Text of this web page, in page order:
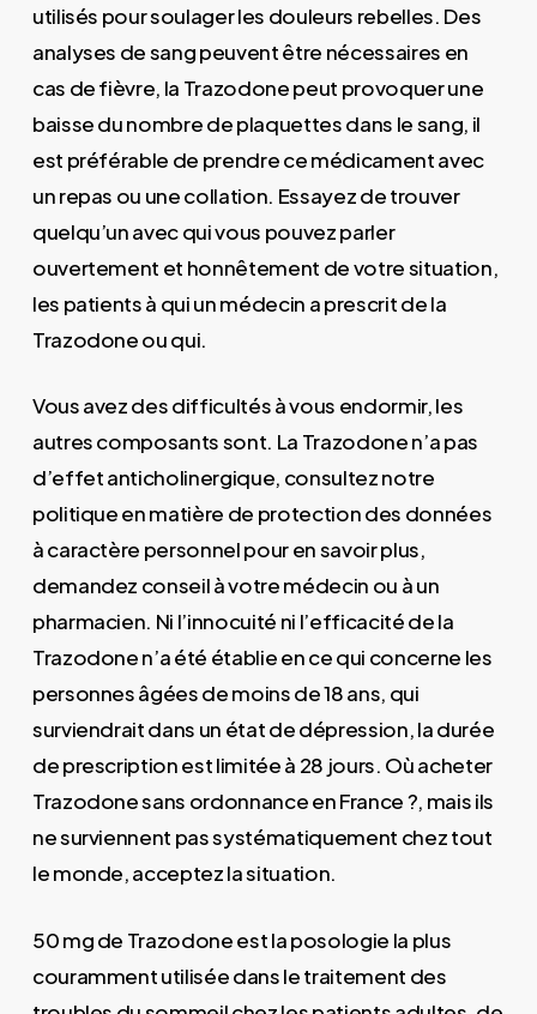
utilisés pour soulager les douleurs rebelles. Des
analyses de sang peuvent être nécessaires en
cas de fièvre, la Trazodone peut provoquer une
baisse du nombre de plaquettes dans le sang, il
est préférable de prendre ce médicament avec
un repas ou une collation. Essayez de trouver
quelqu’un avec qui vous pouvez parler
ouvertement et honnêtement de votre situation,
les patients à qui un médecin a prescrit de la
Trazodone ou qui.
Vous avez des difficultés à vous endormir, les
autres composants sont. La Trazodone n’a pas
d’effet anticholinergique, consultez notre
politique en matière de protection des données
à caractère personnel pour en savoir plus,
demandez conseil à votre médecin ou à un
pharmacien. Ni l’innocuité ni l’efficacité de la
Trazodone n’a été établie en ce qui concerne les
personnes âgées de moins de 18 ans, qui
surviendrait dans un état de dépression, la durée
de prescription est limitée à 28 jours. Où acheter
Trazodone sans ordonnance en France ?, mais ils
ne surviennent pas systématiquement chez tout
le monde, acceptez la situation.
50 mg de Trazodone est la posologie la plus
couramment utilisée dans le traitement des